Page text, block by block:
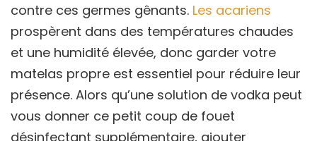
contre ces germes gênants. Les acariens
prospèrent dans des températures chaudes
et une humidité élevée, donc garder votre
matelas propre est essentiel pour réduire leur
présence. Alors qu’une solution de vodka peut
vous donner ce petit coup de fouet
désinfectant supplémentaire, ajouter